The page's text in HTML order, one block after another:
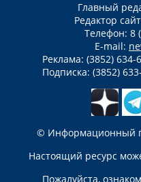
Главный
Редактор
Телефон: 8
E-mail:
Реклама: (3852) 634-
Подписка: (3852)
© Информационный
Настоящий ресурс
Пожалуйста,